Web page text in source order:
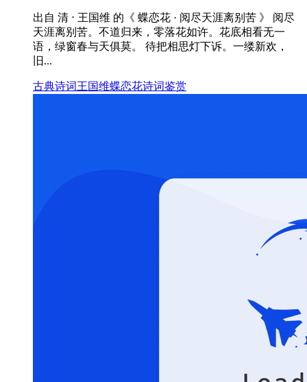
出自 清 ⋅ 王国维 的《 蝶恋花 · 阅尽天涯离别苦 》 阅尽
天涯离别苦。不道归来，零落花如许。花底相看无一
语，绿窗春与天俱莫。 待把相思灯下诉。一缕新欢，
旧...
古典诗词王国维蝶恋花诗词鉴赏